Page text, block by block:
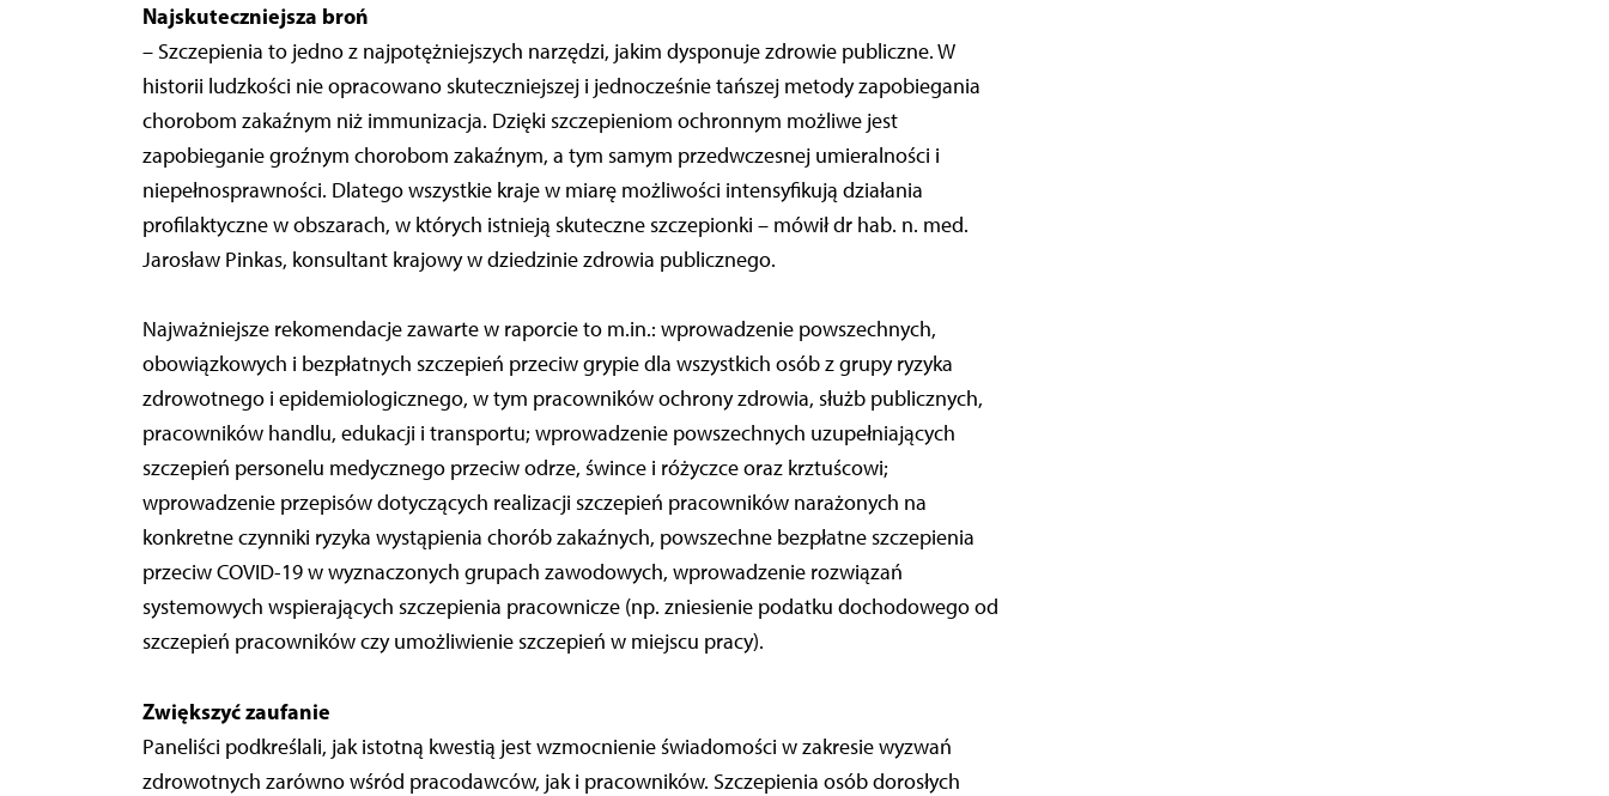
Najskuteczniejsza broń
– Szczepienia to jedno z najpotężniejszych narzędzi, jakim dysponuje zdrowie publiczne. W
historii ludzkości nie opracowano skuteczniejszej i jednocześnie tańszej metody zapobiegania
chorobom zakaźnym niż immunizacja. Dzięki szczepieniom ochronnym możliwe jest
zapobieganie groźnym chorobom zakaźnym, a tym samym przedwczesnej umieralności i
niepełnosprawności. Dlatego wszystkie kraje w miarę możliwości intensyfikują działania
profilaktyczne w obszarach, w których istnieją skuteczne szczepionki – mówił dr hab. n. med.
Jarosław Pinkas, konsultant krajowy w dziedzinie zdrowia publicznego.
Najważniejsze rekomendacje zawarte w raporcie to m.in.: wprowadzenie powszechnych,
obowiązkowych i bezpłatnych szczepień przeciw grypie dla wszystkich osób z grupy ryzyka
zdrowotnego i epidemiologicznego, w tym pracowników ochrony zdrowia, służb publicznych,
pracowników handlu, edukacji i transportu; wprowadzenie powszechnych uzupełniających
szczepień personelu medycznego przeciw odrze, śwince i różyczce oraz krztuścowi;
wprowadzenie przepisów dotyczących realizacji szczepień pracowników narażonych na
konkretne czynniki ryzyka wystąpienia chorób zakaźnych, powszechne bezpłatne szczepienia
przeciw COVID-19 w wyznaczonych grupach zawodowych, wprowadzenie rozwiązań
systemowych wspierających szczepienia pracownicze (np. zniesienie podatku dochodowego od
szczepień pracowników czy umożliwienie szczepień w miejscu pracy).
Zwiększyć zaufanie
Paneliści podkreślali, jak istotną kwestią jest wzmocnienie świadomości w zakresie wyzwań
zdrowotnych zarówno wśród pracodawców, jak i pracowników. Szczepienia osób dorosłych